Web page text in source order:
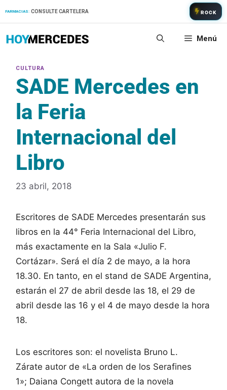
FARMACIAS: CONSULTE CARTELERA ROCK
Menú
SADE Mercedes en
la Feria
Internacional del
Libro
23 abril, 2018
Escritores de SADE Mercedes presentarán sus
libros en la 44° Feria Internacional del Libro,
más exactamente en la Sala «Julio F.
Cortázar». Será el día 2 de mayo, a la hora
18.30. En tanto, en el stand de SADE Argentina,
estarán el 27 de abril desde las 18, el 29 de
abril desde las 16 y el 4 de mayo desde la hora
18.
Los escritores son: el novelista Bruno L.
Zárate autor de «La orden de los Serafines
1»; Daiana Congett autora de la novela